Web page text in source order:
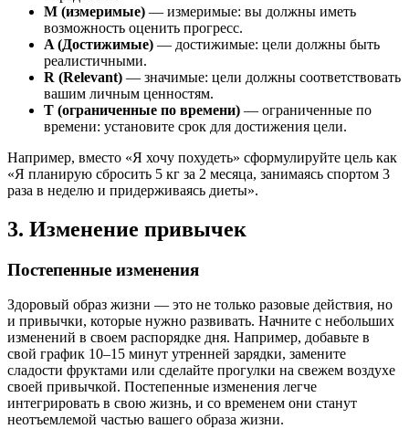
M (измеримые) — измеримые: вы должны иметь
возможность оценить прогресс.
A (Достижимые) — достижимые: цели должны быть
реалистичными.
R (Relevant) — значимые: цели должны соответствовать
вашим личным ценностям.
T (ограниченные по времени) — ограниченные по
времени: установите срок для достижения цели.
Например, вместо «Я хочу похудеть» сформулируйте цель как
«Я планирую сбросить 5 кг за 2 месяца, занимаясь спортом 3
раза в неделю и придерживаясь диеты».
3. Изменение привычек
Постепенные изменения
Здоровый образ жизни — это не только разовые действия, но
и привычки, которые нужно развивать. Начните с небольших
изменений в своем распорядке дня. Например, добавьте в
свой график 10–15 минут утренней зарядки, замените
сладости фруктами или сделайте прогулки на свежем воздухе
своей привычкой. Постепенные изменения легче
интегрировать в свою жизнь, и со временем они станут
неотъемлемой частью вашего образа жизни.